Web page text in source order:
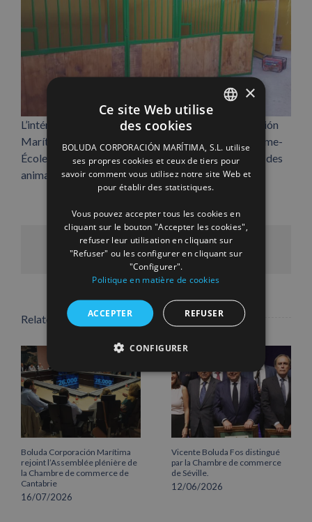
L’intérieur d’un container cédé par Boluda Corporación
Marítima en 2016, et qui a été transformé par la Ferme-
École Las Tradiciones afin de répondre aux besoins des
animaux abandonnés.
WhatsAppPinterest
Related Posts
Boluda Corporación Marítima
rejoint l’Assemblée plénière de
la Chambre de commerce de
Cantabrie
16/07/2026
Vicente Boluda Fos distingué
par la Chambre de commerce
de Séville.
12/06/2026
ENGLISH
FRENCH
×
Ce site Web utilise
des cookies
BOLUDA CORPORACIÓN MARÍTIMA, S.L. utilise
ses propres cookies et ceux de tiers pour
savoir comment vous utilisez notre site Web et
pour établir des statistiques.
Vous pouvez accepter tous les cookies en
cliquant sur le bouton "Accepter les cookies",
refuser leur utilisation en cliquant sur
"Refuser" ou les configurer en cliquant sur
"Configurer".
Politique en matière de cookies
ACCEPTER REFUSER
CONFIGURER